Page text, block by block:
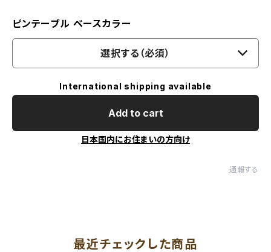
ピンテーブル ベースカラー
選択する（必須）
International shipping available
Add to cart
日本国内にお住まいの方向け
通報する
最近チェックした商品